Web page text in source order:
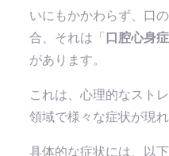
いにもかかわらず、口
合、それは「口腔心身
があります。
これは、心理的なスト
領域で様々な症状が現
具体的な症状には、以